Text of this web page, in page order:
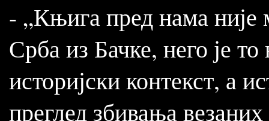
- „Књига пред нама није
Срба из Бачке, него је
историјски контекст, а
преглед збивања